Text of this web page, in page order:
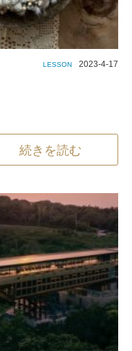
2023-4-17
LESSON
続きを読む